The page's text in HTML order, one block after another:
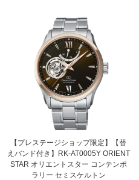
【プレステージショップ限定】【替
えバンド付き】RK-AT0005Y ORIENT
STAR オリエントスター コンテンポ
ラリー セミスケルトン